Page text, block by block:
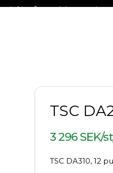
Fraktfritt på stora delar av
TSC
3 296 SEK/
TSC DA310, 12